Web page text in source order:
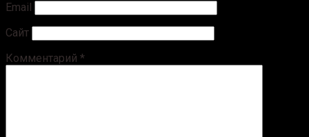
Email
Сайт
Комментарий *